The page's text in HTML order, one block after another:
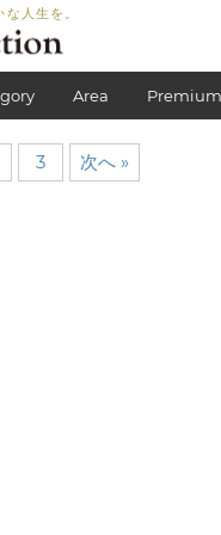
人生を。
Area
3 次へ »